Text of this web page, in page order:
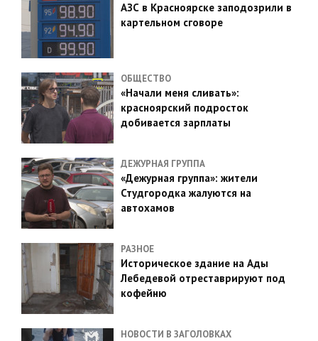
АЗС в Красноярске заподозрили в
картельном сговоре
ОБЩЕСТВО
«Начали меня сливать»:
красноярский подросток
добивается зарплаты
ДЕЖУРНАЯ ГРУППА
«Дежурная группа»: жители
Студгородка жалуются на
автохамов
РАЗНОЕ
Историческое здание на Ады
Лебедевой отреставрируют под
кофейню
НОВОСТИ В ЗАГОЛОВКАХ